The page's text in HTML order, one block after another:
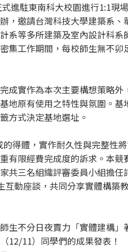
進駐東南科大校園進行1:1現
，邀請台灣科技大學建築系、
系等多所建築及室內設計科系
集工作期間，每校師生無不卯
成實作為本次主要構想策略外
地原有使用之特性與氛圍。基
方式決定基地選址。
得體，實作耐久性與完整性
有限經費完成度的訴求。本競
共三名組織評審委員小組擔任
動座談，共同分享實體構築
生不分日夜賣力「實體建構」
12/11）同學們的成果發表！